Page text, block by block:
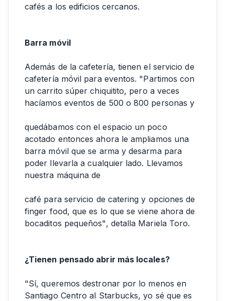
cafés a los edificios cercanos.
Barra móvil
Además de la cafetería, tienen el servicio de
cafetería móvil para eventos. "Partimos con
un carrito súper chiquitito, pero a veces
hacíamos eventos de 500 o 800 personas y
quedábamos con el espacio un poco
acotado entonces ahora le ampliamos una
barra móvil que se arma y desarma para
poder llevarla a cualquier lado. Llevamos
nuestra máquina de
café para servicio de catering y opciones de
finger food, que es lo que se viene ahora de
bocaditos pequeños", detalla Mariela Toro.
¿Tienen pensado abrir más locales?
"Sí, queremos destronar por lo menos en
Santiago Centro al Starbucks, yo sé que es